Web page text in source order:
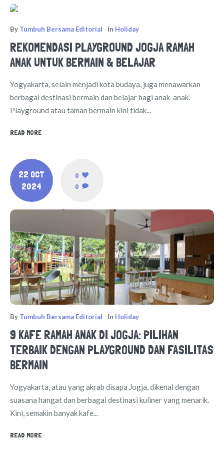
By Tumbuh Bersama Editorial In Holiday
REKOMENDASI PLAYGROUND JOGJA RAMAH
ANAK UNTUK BERMAIN & BELAJAR
Yogyakarta, selain menjadi kota budaya, juga menawarkan
berbagai destinasi bermain dan belajar bagi anak-anak.
Playground atau taman bermain kini tidak...
READ MORE
22 OCT
2024
0
0
By Tumbuh Bersama Editorial In Holiday
9 KAFE RAMAH ANAK DI JOGJA: PILIHAN
TERBAIK DENGAN PLAYGROUND DAN FASILITAS
BERMAIN
Yogyakarta, atau yang akrab disapa Jogja, dikenal dengan
suasana hangat dan berbagai destinasi kuliner yang menarik.
Kini, semakin banyak kafe...
READ MORE